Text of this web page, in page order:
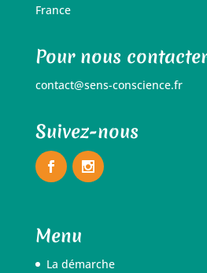
France
Pour nous
contact@sens-conscience.fr
Suivez-nous
Menu
La démarche